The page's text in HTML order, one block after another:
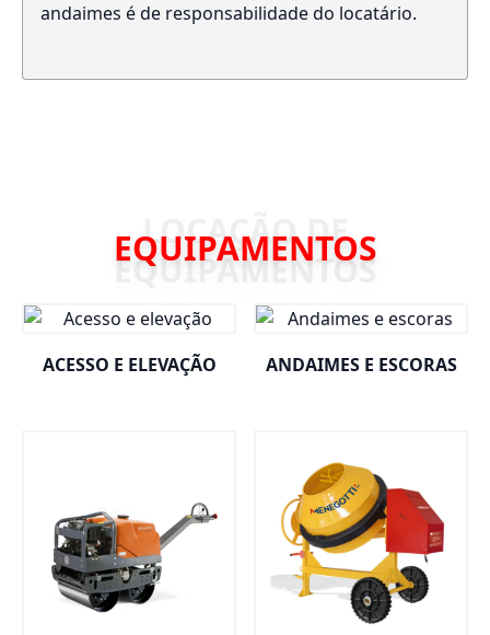
andaimes é de responsabilidade do locatário.
EQUIPAMENTOS
ACESSO E ELEVAÇÃO ANDAIMES E ESCORAS